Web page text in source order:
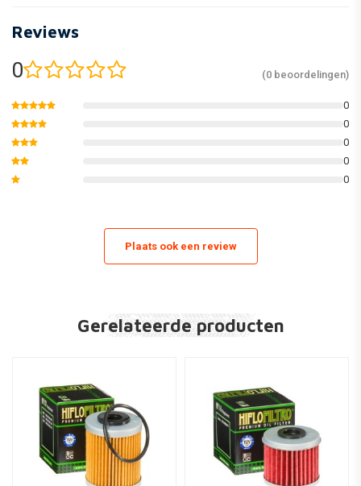
450 RR Enduro 4T1st Filter 05-09
525 RR Enduro 4T1st Filter 05-09
Husaberg
FC450 04-06
FE450 04-08
FS450 04-08
701 Supermoto2nd Filter 16-17
KTM ATV
450 XC ATV1st Filter 08-11
525 XC ATV1st Filter 08-11
KTM Motorcycle
Reviews
0 (0 beoordelingen)
0
0
0
0
0
Plaats ook een review
Gerelateerde producten